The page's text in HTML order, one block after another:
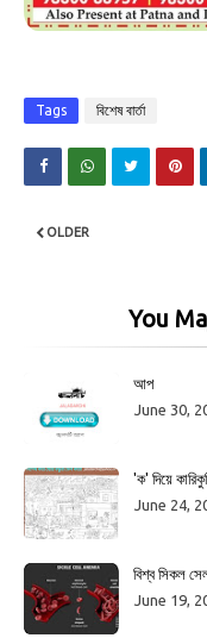
Tags বিশেষ বার্তা
OLDER
You
আপ
June 30,
'ক' দিয়ে
June 24,
বিশ্ব সিকল
June 19,